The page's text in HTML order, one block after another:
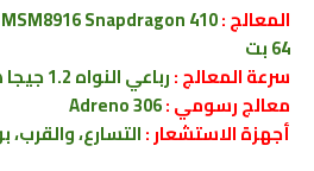
المعالج :
64 بت
سرعة المعالج :رباعي النواه 1.2 جيجا هرتز Cortex-A53
معالج رسومي :
أجهزة الاستشعار :التسارع، والقرب،